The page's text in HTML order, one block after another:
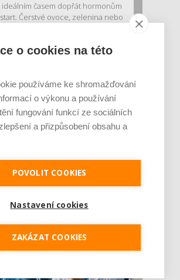
ideálním časem dopřát hormonům
Čerstvé ovoce, zelenina nebo
sportovce, přiberu po něm a ve
mám dostatek. Znáte nejčastějš [...]
protein již nějakou dobu rezonuje
se o ně...
o cookies na této
používáme ke shromažďování
o výkonu a používání
fungování funkcí ze sociálních
a přizpůsobení obsahu a
POVOLIT COOKIES
Nastavení cookies
ZAKÁZAT COOKIES